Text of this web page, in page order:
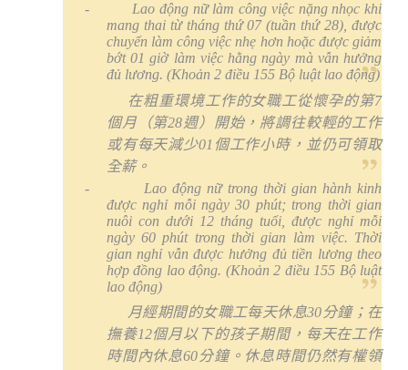
-
Lao động nữ làm công việc nặng nhọc khi
mang thai từ tháng thứ 07(tuần thứ 28) , được
chuyển làm công việc nhẹ hơn hoặc được giảm
bớt 01 giờ làm việc hằng ngày mà vẫn hưởng
đủ lương. (Khoản 2 điều 155 Bộ luật lao động)
在粗重環境工作的女職工從懷孕的第7
個月（第28週）開始，將調往較輕的工作
或有每天減少01 個工作小時，並仍可領取
全薪。
-
Lao động nữ trong thời gian hành kinh
được nghỉ mỗi ngày 30 phút; trong thời gian
nuôi con dưới 12 tháng tuổi, được nghỉ mỗi
ngày 60 phút trong thời gian làm việc. Thời
gian nghỉ vẫn được hưởng đủ tiền lương theo
hợp đồng lao động. (Khoản 2 điều 155 Bộ luật
lao động)
月經期間的女職工每天休息30分鐘；在
撫養12個月以下的孩子期間，每天在工作
時間內休息60分鐘。休息時間仍然有權領